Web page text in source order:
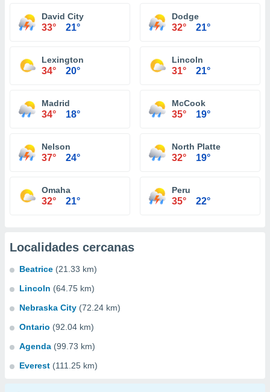
David City
33° 21°
Dodge
32° 21°
Lexington
34° 20°
Lincoln
31° 21°
Madrid
34° 18°
McCook
35° 19°
Nelson
37° 24°
North Platte
32° 19°
Omaha
32° 21°
Peru
35° 22°
Localidades cercanas
Beatrice (21.33 km)
Lincoln (64.75 km)
Nebraska City (72.24 km)
Ontario (92.04 km)
Agenda (99.73 km)
Everest (111.25 km)